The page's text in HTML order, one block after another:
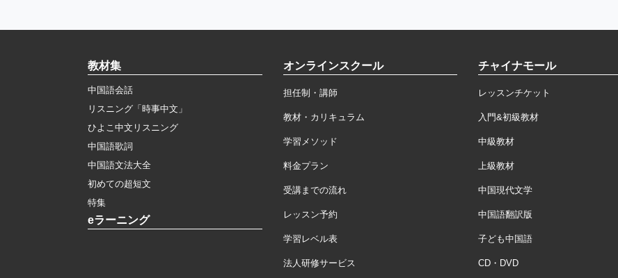
教材集
中国語会話
リスニング「時事中文」
ひよこ中文リスニング
中国語歌詞
中国語文法大全
初めての超短文
特集
eラーニング
オンラインスクール
担任制・講師
教材・カリキュラム
学習メソッド
料金プラン
受講までの流れ
レッスン予約
学習レベル表
法人研修サービス
チャイナモール
レッスンチケット
入門&初級教材
中級教材
上級教材
中国現代文学
中国語翻訳版
子ども中国語
CD・DVD